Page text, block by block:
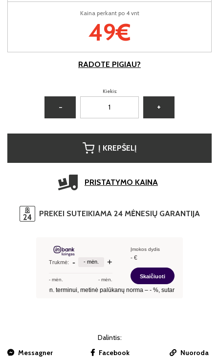
Kaina perkant po 4 vnt
49€
RADOTE PIGIAU?
Kiekis:
− +
Į KREPŠELĮ
PRISTATYMO KAINA
PREKEI SUTEIKIAMA 24 MĖNESIŲ GARANTIJA
Dalintis:
Messagner
Facebook Nuoroda